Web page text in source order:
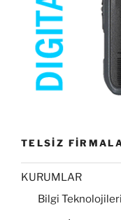
TELSİZ
KURUMLAR
Bilgi